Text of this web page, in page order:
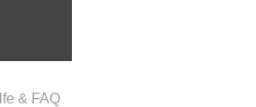
& FAQ